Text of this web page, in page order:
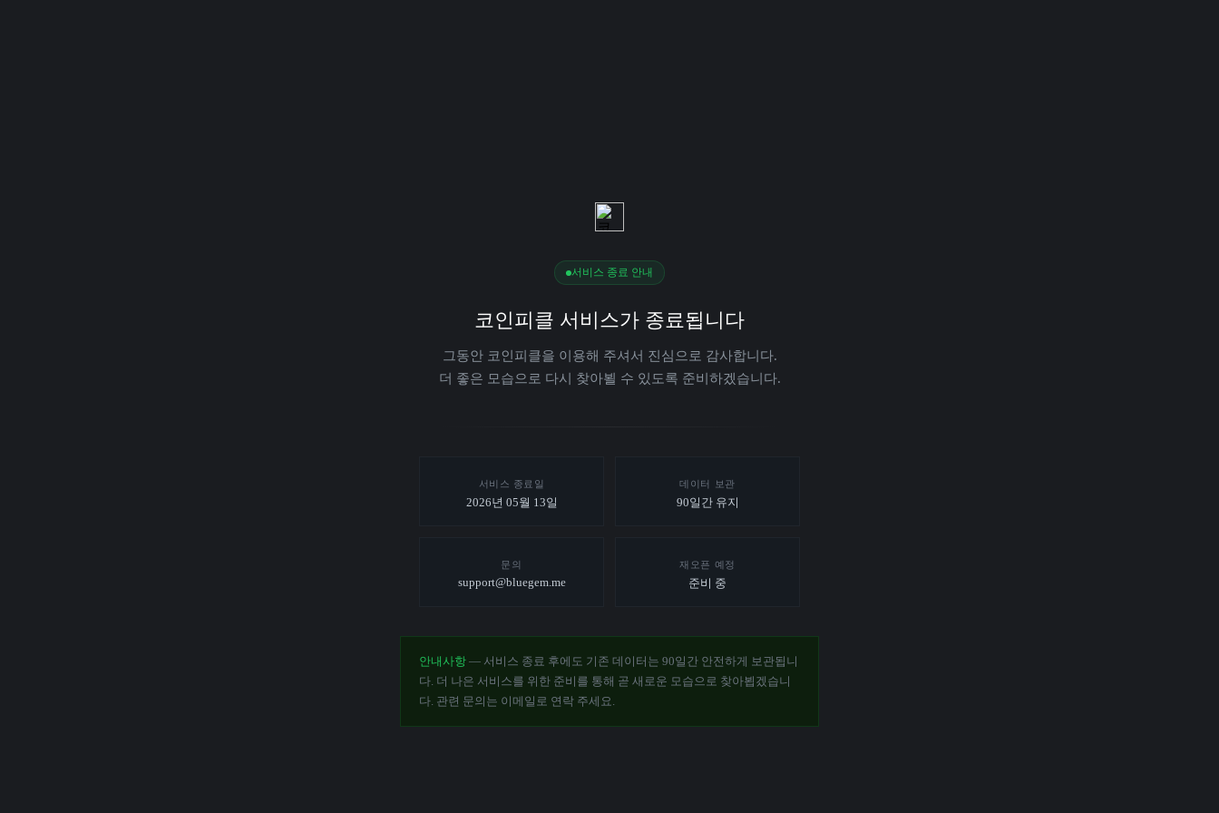
서비스 종료 안내
코인피클 서비스가 종료됩니다
그동안 코인피클을 이용해 주셔서 진심으로 감사합니다.
더 좋은 모습으로 다시 찾아뵐 수 있도록 준비하겠습니다.
서비스 종료일
2026년 05월 13일
데이터 보관
90일간 유지
문의
support@bluegem.me
재오픈 예정
준비 중
안내사항 — 서비스 종료 후에도 기존 데이터는 90일간 안전하게 보관됩니
다. 더 나은 서비스를 위한 준비를 통해 곧 새로운 모습으로 찾아뵙겠습니
다. 관련 문의는 이메일로 연락 주세요.